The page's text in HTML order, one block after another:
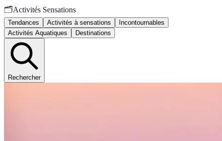
🗂️Activités Sensations
Tendances Activités à sensations
Incontournables
Activités Aquatiques
Destinations
Rechercher